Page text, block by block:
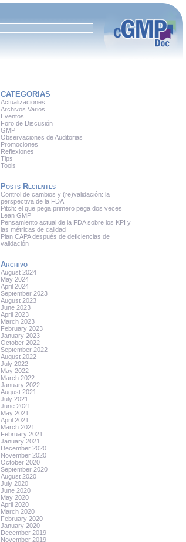
CATEGORIAS
Actualizaciones
Archivos Varios
Eventos
Foro de Discusión
GMP
Observaciones de Auditorias
Promociones
Reflexiones
Tips
Tools
Posts Recientes
Control de cambios y (re)validación: la
perspectiva de la FDA
Pitch: el que pega primero pega dos veces
Lean GMP
Pensamiento actual de la FDA sobre los KPI y
las métricas de calidad
Plan CAPA después de deficiencias de
validación
Archivo
August 2024
May 2024
April 2024
September 2023
August 2023
June 2023
April 2023
March 2023
February 2023
January 2023
October 2022
September 2022
August 2022
July 2022
May 2022
March 2022
January 2022
August 2021
July 2021
June 2021
May 2021
April 2021
March 2021
February 2021
January 2021
December 2020
November 2020
October 2020
September 2020
August 2020
July 2020
June 2020
May 2020
April 2020
March 2020
February 2020
January 2020
December 2019
November 2019